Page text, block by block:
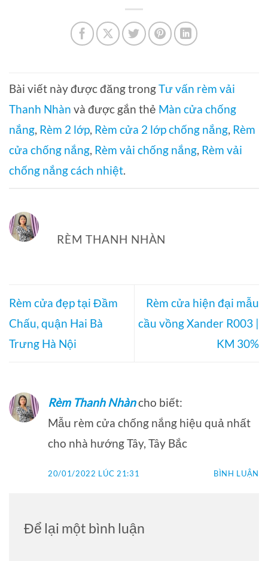
Bài viết này được đăng trongTư vấn rèm vải
Thanh Nhàn và được gắn thẻ Màn cửa chống
nắng, Rèm 2 lớp, Rèm cửa 2 lớp chống nắng, Rèm
cửa chống nắng, Rèm vải chống nắng, Rèm vải
chống nắng cách nhiệt.
RÈM THANH NHÀN
Rèm cửa đẹp tại Đầm
Chấu, quận Hai Bà
Trưng Hà Nội
Rèm cửa hiện đại mẫu
cầu vồng Xander R003 |
KM 30%
Rèm Thanh Nhàncho biết:
Mẫu rèm cửa chống nắng hiệu quả nhất
cho nhà hướng Tây, Tây Bắc
20/01/2022 LÚC 21:31 BÌNH LUẬN
Để lại một bình luận